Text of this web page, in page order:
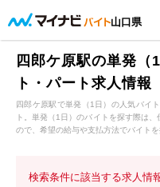
山口県
四郎ケ原駅の単発（
ト・パート求人情報
四郎ケ原駅で単発（1日）の人気バイ
ト。単発（1日）のバイトを探す際は
ので、希望の給与や支払方法でバイト
検索条件に該当する求人情